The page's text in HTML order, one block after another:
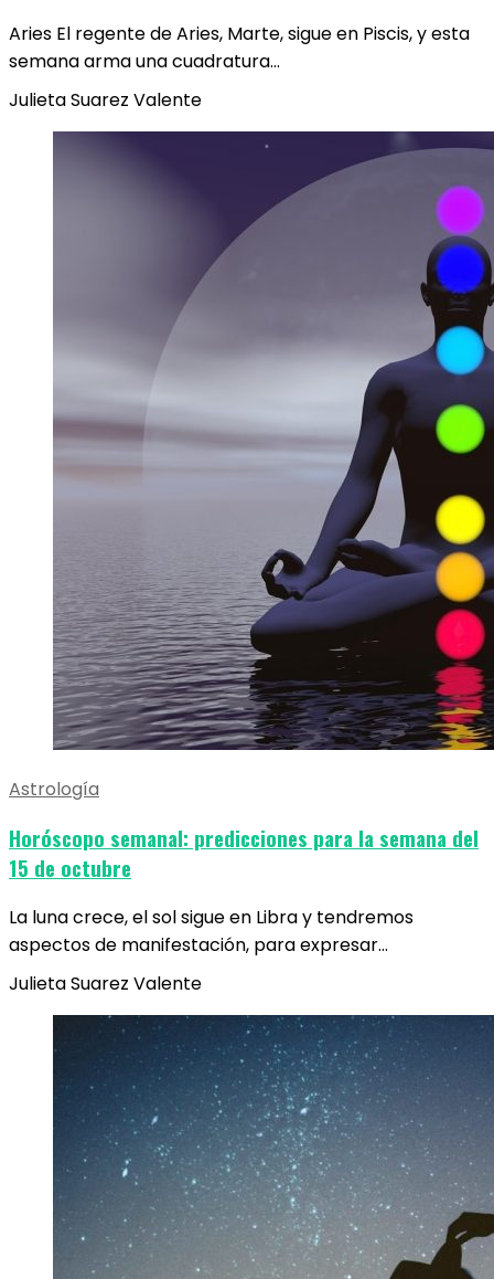
Aries El regente de Aries, Marte, sigue en Piscis, y esta
semana arma una cuadratura…
Julieta Suarez Valente
Astrología
Horóscopo semanal: predicciones para la semana del
15 de octubre
La luna crece, el sol sigue en Libra y tendremos
aspectos de manifestación, para expresar…
Julieta Suarez Valente